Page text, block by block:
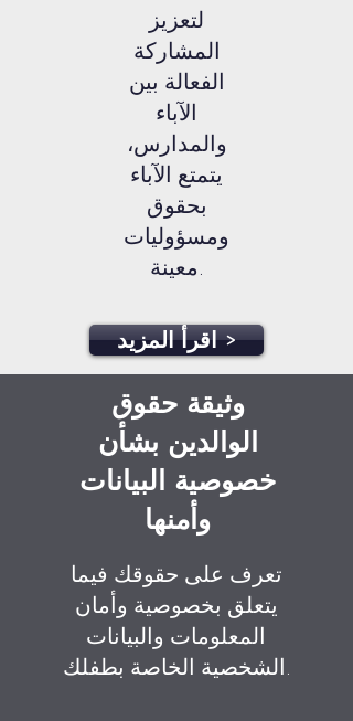
لتعزيز
المشاركة
الفعالة بين
الآباء
والمدارس،
يتمتع الآباء
بحقوق
ومسؤوليات
اقرأ المزيد >
وثيقة حقوق
الوالدين بشأن
خصوصية البيانات
وأمنها
تعرف على حقوقك فيما
يتعلق بخصوصية وأمان
المعلومات والبيانات